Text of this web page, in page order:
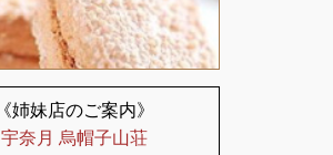
《姉妹店のご案内》
宇奈月 烏帽子山荘